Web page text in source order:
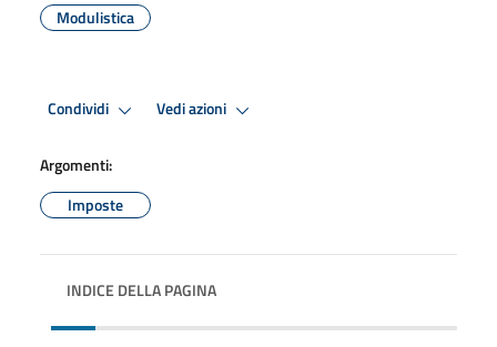
Modulistica
Condividi Vedi azioni
Argomenti:
Imposte
INDICE DELLA PAGINA